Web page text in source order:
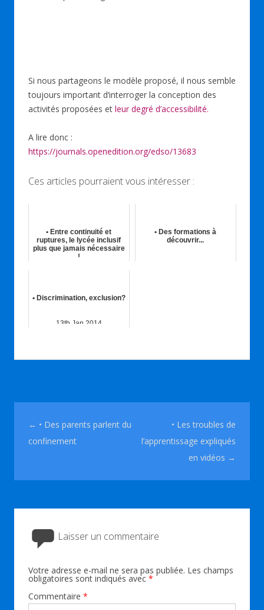
Si nous partageons le modèle proposé, il nous semble
toujours important d’interroger la conception des
activités proposées et leur degré d’accessibilité.
A lire donc :
https://journals.openedition.org/edso/13683
Ces articles pourraient vous intéresser :
• Entre continuité et
ruptures, le lycée inclusif
plus que jamais nécessaire
!
• Des formations à
découvrir...
• Discrimination, exclusion?
13th Jan 2014
Navigation des articles
← • Des parents parlent du
confinement
• Les troubles de
l’apprentissage expliqués
en vidéos →
Laisser un commentaire
Votre adresse e-mail ne sera pas publiée. Les champs
obligatoires sont indiqués avec *
Commentaire *